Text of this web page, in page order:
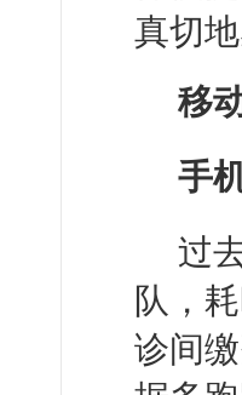
真切
移
手
过
队，
诊间